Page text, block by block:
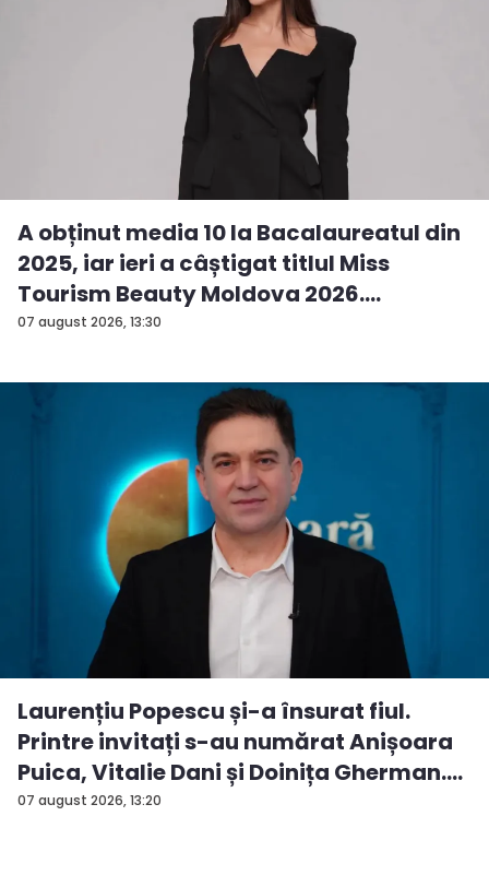
07 august 2026, 13:30
A obținut media 10 la Bacalaureatul din
2025, iar ieri a câștigat titlul Miss
Tourism Beauty Moldova 2026.
Andreea...
07 august 2026, 13:20
Laurențiu Popescu și-a însurat fiul.
Printre invitați s-au numărat Anișoara
Puica, Vitalie Dani și Doinița Gherman.
P...